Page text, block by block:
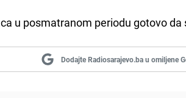
u posmatranom periodu gotovo da
Dodajte Radiosarajevo.ba u omiljene